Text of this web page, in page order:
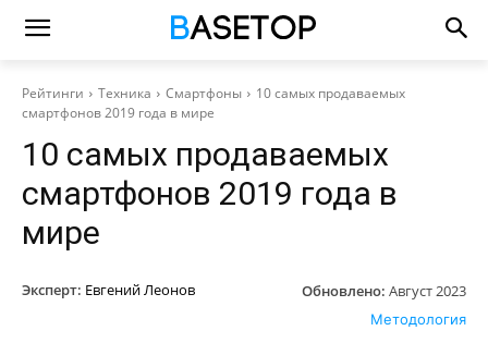
Рейтинги Техника Смартфоны
10 самых продаваемых
смартфонов 2019 года в мире
10 самых продаваемых
смартфонов 2019 года в
мире
Эксперт: Евгений Леонов Обновлено: Август 2023
Методология